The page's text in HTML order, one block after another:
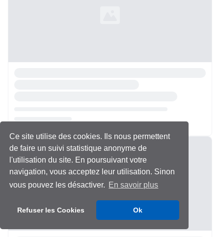
Ce site utilise des cookies. Ils nous permettent
de faire un suivi statistique anonyme de
l'utilisation du site. En poursuivant votre
navigation, vous acceptez leur utilisation. Sinon
vous pouvez les désactiver. En savoir plus
Refuser les Cookies Ok
Chargement...